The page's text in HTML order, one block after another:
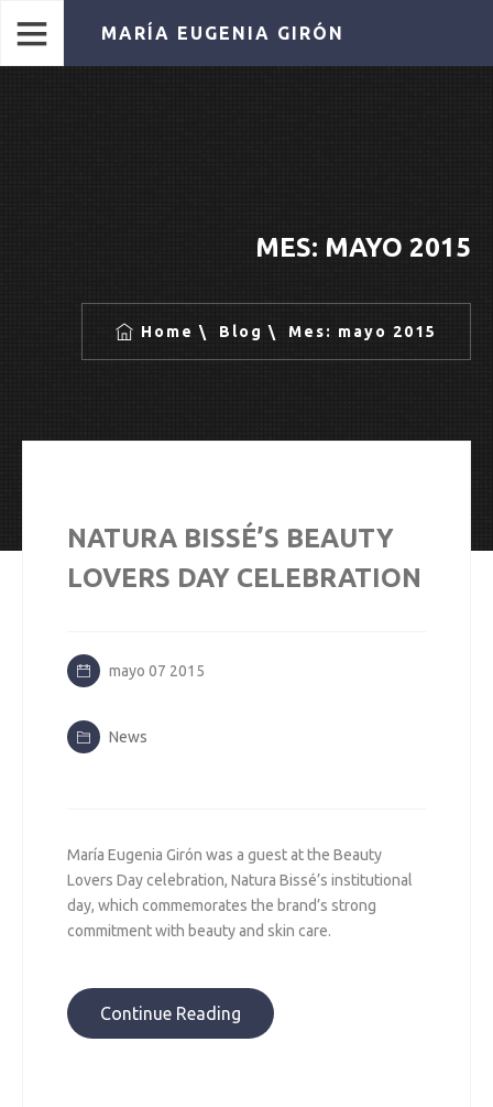
MARÍA EUGENIA GIRÓN
MES: MAYO 2015
Home Blog Mes: mayo 2015
NATURA BISSÉ’S BEAUTY
LOVERS DAY CELEBRATION
mayo 07 2015
News
María Eugenia Girón was a guest at the Beauty
Lovers Day celebration, Natura Bissé’s institutional
day, which commemorates the brand’s strong
commitment with beauty and skin care.
Continue Reading